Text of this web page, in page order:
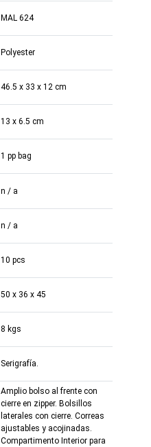
MAL 624
Polyester
46.5 x 33 x 12 cm
13 x 6.5 cm
1 pp bag
n / a
n / a
10 pcs
50 x 36 x 45
8 kgs
Serigrafía.
Amplio bolso al frente con
cierre en zipper. Bolsillos
laterales con cierre. Correas
ajustables y acojinadas.
Compartimento Interior para